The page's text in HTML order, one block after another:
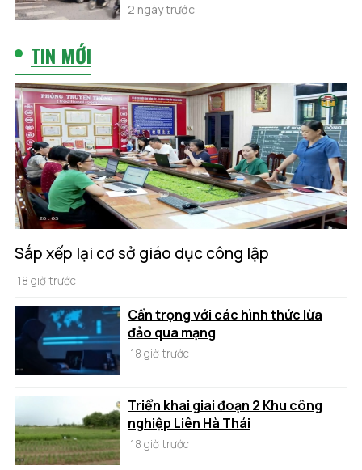
2 ngày trước
TIN MỚI
Sắp xếp lại cơ sở giáo dục công lập
18 giờ trước
Cẩn trọng với các hình thức lừa
đảo qua mạng
18 giờ trước
Triển khai giai đoạn 2 Khu công
nghiệp Liên Hà Thái
18 giờ trước